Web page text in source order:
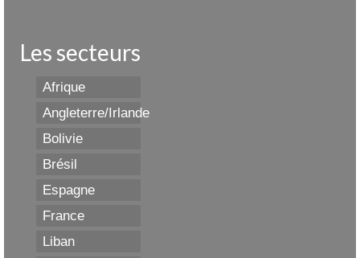
Les secteurs
Afrique
Angleterre/Irlande
Bolivie
Brésil
Espagne
France
Liban